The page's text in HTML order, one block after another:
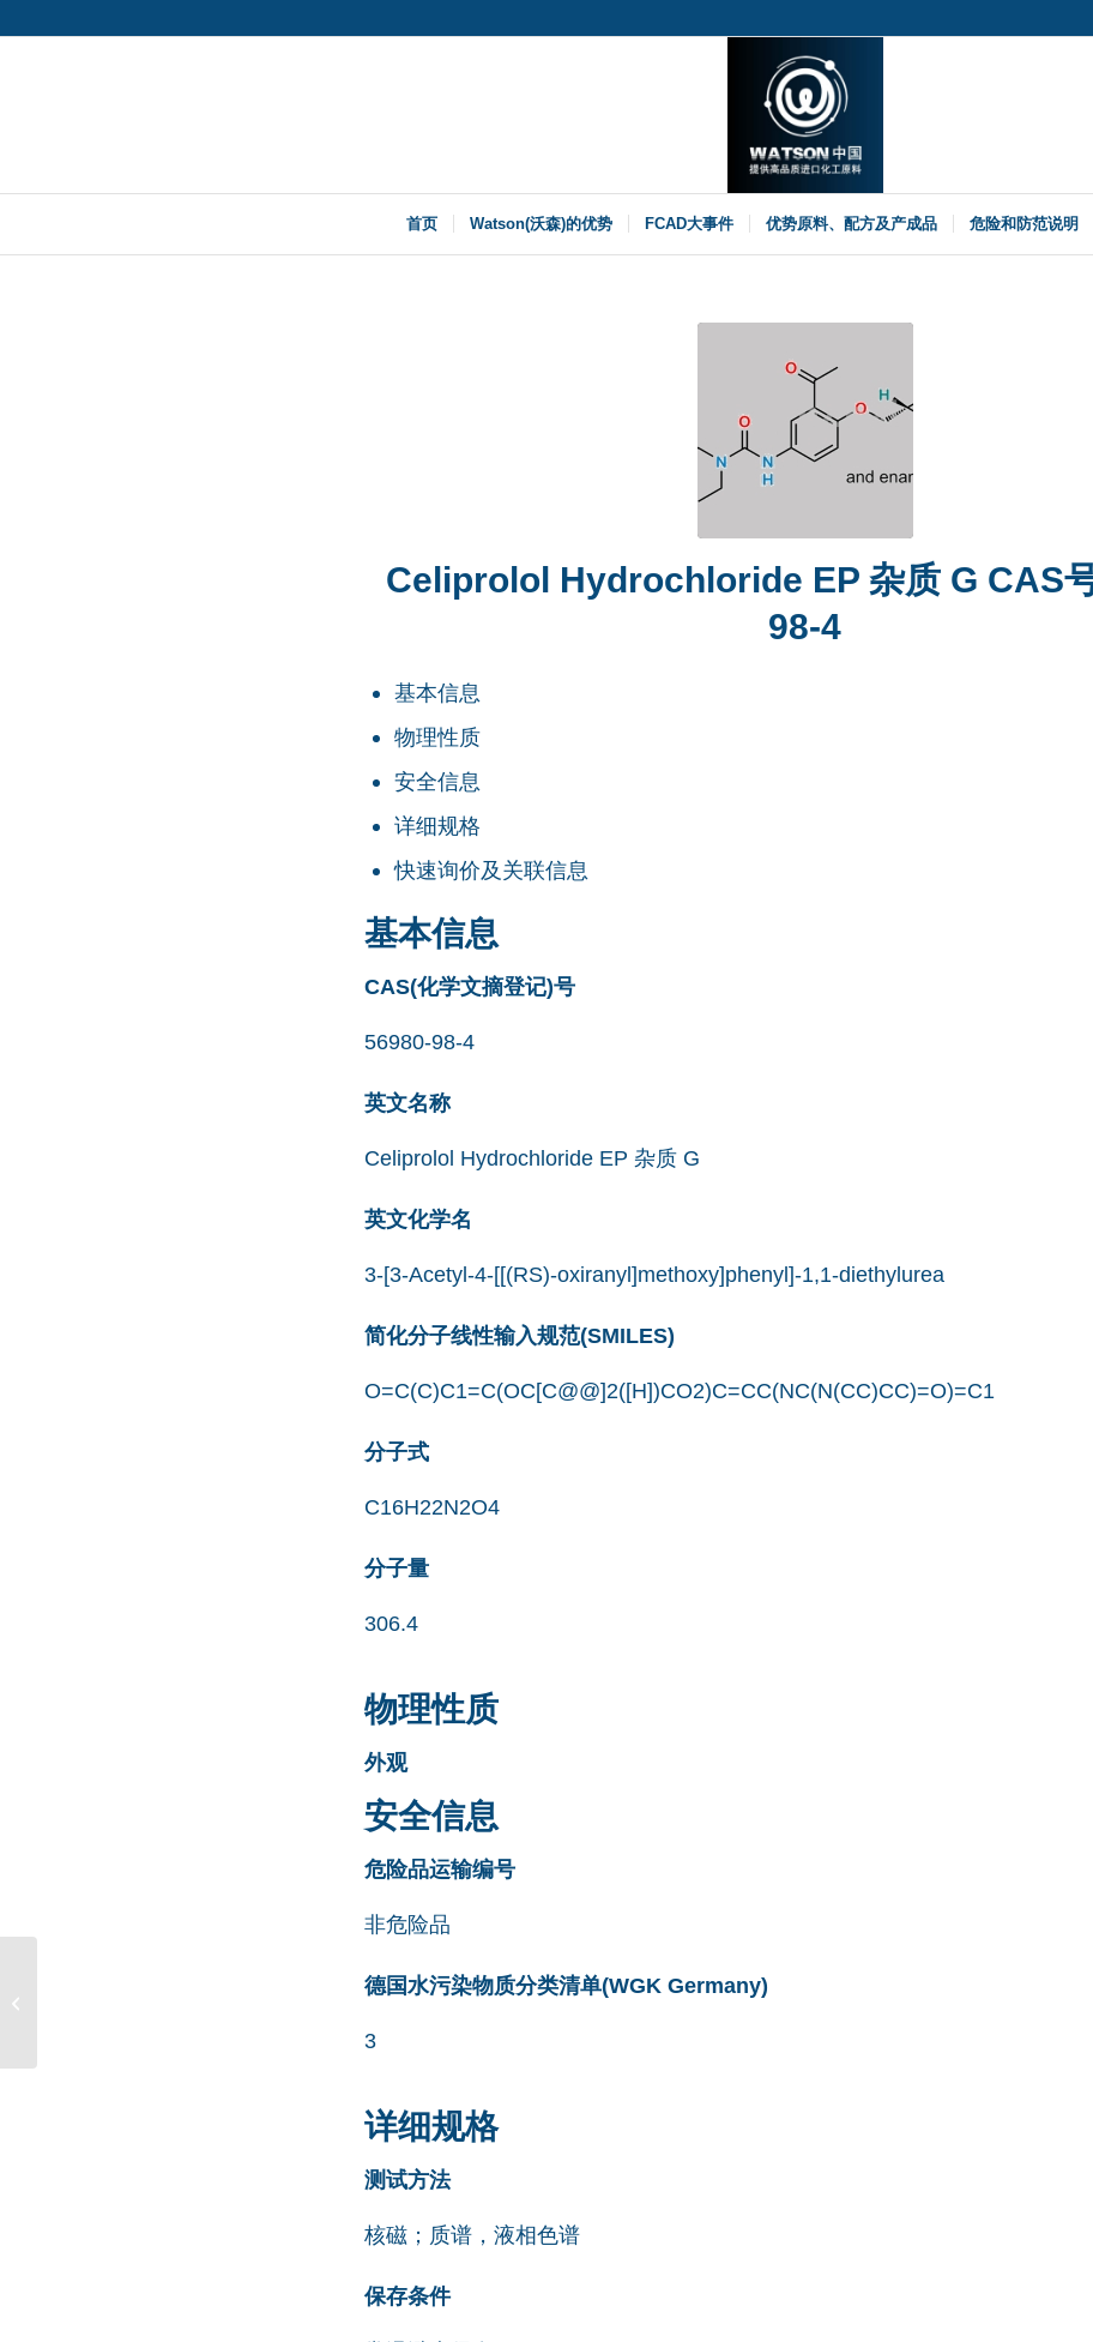
首页 Watson(沃森)的优势 FCAD大事件 优势原料、配方及产成品 危险和防范说明
Celiprolol Hydrochloride EP 杂质 G CAS
98-4
基本信息
物理性质
安全信息
详细规格
快速询价及关联信息
基本信息
CAS(化学文摘登记)号
56980-98-4
英文名称
Celiprolol Hydrochloride EP 杂质 G
英文化学名
3-[3-Acetyl-4-[[(RS)-oxiranyl]methoxy]phenyl]-1,1-diethylurea
简化分子线性输入规范(SMILES)
O=C(C)C1=C(OC[C@@]2([H])CO2)C=CC(NC(N(CC)CC)=O)=C1
分子式
C16H22N2O4
分子量
306.4
物理性质
外观
安全信息
危险品运输编号
非危险品
德国水污染物质分类清单(WGK Germany)
3
详细规格
测试方法
核磁；质谱，液相色谱
保存条件